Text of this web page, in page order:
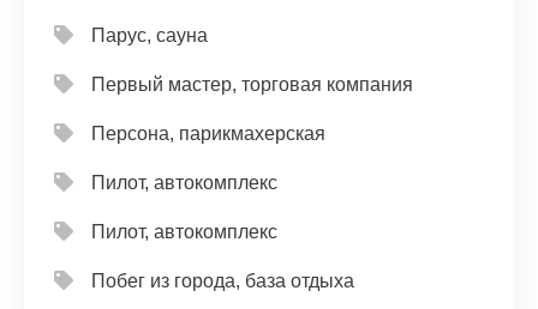
Парус, сауна
Первый мастер, торговая компания
Персона, парикмахерская
Пилот, автокомплекс
Пилот, автокомплекс
Побег из города, база отдыха